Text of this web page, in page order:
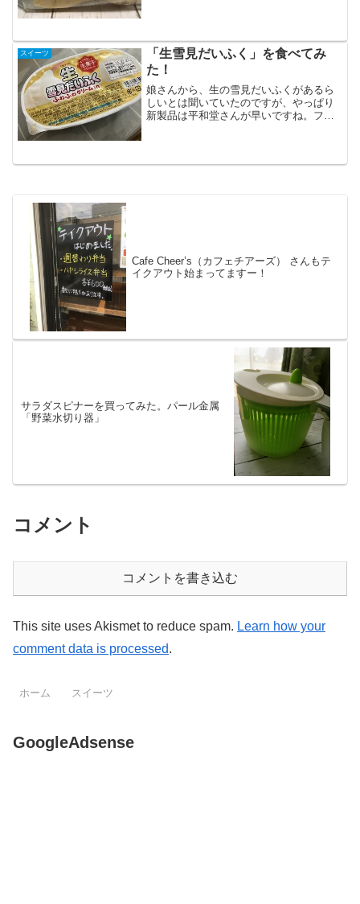
なー。田...
スイーツ
「生雪見だいふく」を食べてみ
た！
娘さんから、生の雪見だいふくがあるら
しいとは聞いていたのですが、やっぱり
新製品は平和堂さんが早いですね。フレ
ゃたくさんありました。・...
Cafe Cheer’s（カフェチアーズ） さんもテ
イクアウト始まってますー！
サラダスピナーを買ってみた。パール金属
「野菜水切り器」
コメント
コメントを書き込む
This site uses Akismet to reduce spam. Learn how your
comment data is processed.
ホーム スイーツ
GoogleAdsense